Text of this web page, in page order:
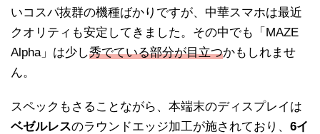
いコスパ抜群の機種ばかりですが、中華スマホは最近
クオリティも安定してきました。その中でも「MAZE
Alpha」は少し秀でている部分が目立つかもしれませ
ん。
スペックもさることながら、本端末のディスプレイは
ベゼルレスのラウンドエッジ加工が施されており、 6イ